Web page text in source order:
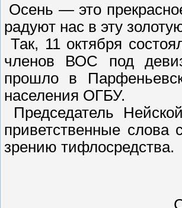
Осень — это
радуют нас в эту
Так, 11 октября
членов ВОС под
прошло в
населения ОГБУ.
Председатель
приветственные
зрению тифлосредства.